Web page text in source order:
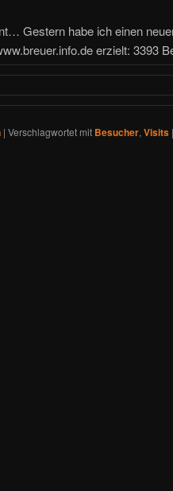
Gestern habe ich einen
erzielt: 3393
| Verschlagwortet mit Besucher, Visits |